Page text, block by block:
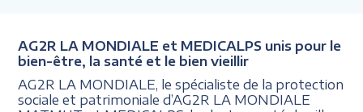
AG2R LA MONDIALE et MEDICALPS unis pour le
bien-être, la santé et le bien vieillir
AG2R LA MONDIALE, le spécialiste de la protection
sociale et patrimoniale d’AG2R LA MONDIALE